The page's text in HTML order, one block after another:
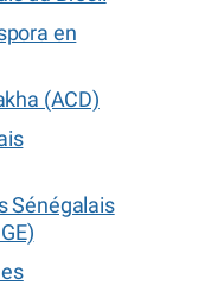
en
(ACD)
Sénégalais